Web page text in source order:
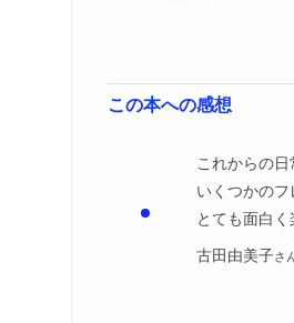
この本への感想
これからの
いくつかのフ
とても面白く
古田由美子さ